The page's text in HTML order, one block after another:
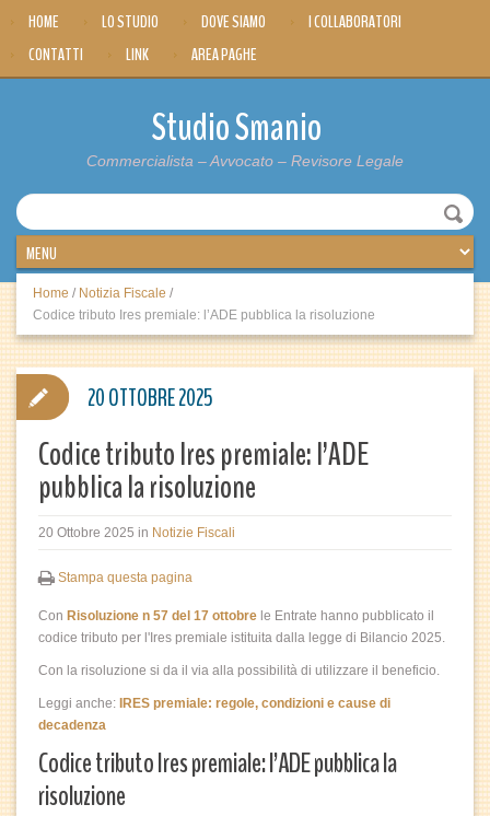
HOME LO STUDIO DOVE SIAMO
I COLLABORATORI
CONTATTI
LINK AREA PAGHE
Studio Smanio
Commercialista – Avvocato – Revisore Legale
Home / Notizia Fiscale /
Codice tributo Ires premiale: l’ADE pubblica la risoluzione
Codice tributo Ires premiale: l’ADE
pubblica la risoluzione
20 Ottobre 2025 in Notizie Fiscali
Stampa questa pagina
Con Risoluzione n 57 del 17 ottobre le Entrate hanno pubblicato il
codice tributo per l'Ires premiale istituita dalla legge di Bilancio 2025.
Con la risoluzione si da il via alla possibilità di utilizzare il beneficio.
Leggi anche: IRES premiale: regole, condizioni e cause di
decadenza
Codice tributo Ires premiale: l’ADE pubblica la
risoluzione
20 OTTOBRE 2025